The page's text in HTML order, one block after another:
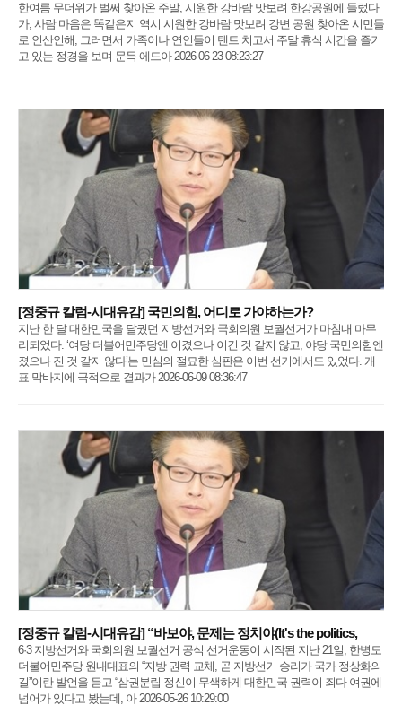
한여름 무더위가 벌써 찾아온 주말, 시원한 강바람 맛보려 한강공원에 들렀다
가, 사람 마음은 똑같은지 역시 시원한 강바람 맛보려 강변 공원 찾아온 시민들
로 인산인해, 그러면서 가족이나 연인들이 텐트 치고서 주말 휴식 시간을 즐기
고 있는 정경을 보며 문득 에드아 2026-06-23 08:23:27
[정중규 칼럼-시대유감] 국민의힘, 어디로 가야하는가?
지난 한 달 대한민국을 달궜던 지방선거와 국회의원 보궐선거가 마침내 마무
리되었다. ‘여당 더불어민주당엔 이겼으나 이긴 것 같지 않고, 야당 국민의힘엔
졌으나 진 것 같지 않다’는 민심의 절묘한 심판은 이번 선거에서도 있었다. 개
표 막바지에 극적으로 결과가 2026-06-09 08:36:47
[정중규 칼럼-시대유감] “바보야, 문제는 정치야(It's the politics,
6·3 지방선거와 국회의원 보궐선거 공식 선거운동이 시작된 지난 21일, 한병도
더불어민주당 원내대표의 “지방 권력 교체, 곧 지방선거 승리가 국가 정상화의
길”이란 발언을 듣고 “삼권분립 정신이 무색하게 대한민국 권력이 죄다 여권에
넘어가 있다고 봤는데, 아 2026-05-26 10:29:00